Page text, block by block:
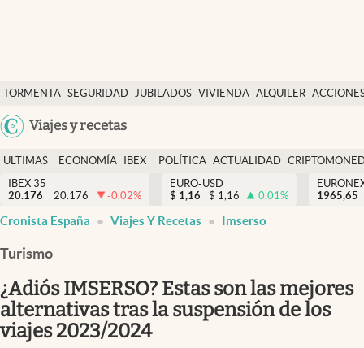
TORMENTA SEGURIDAD JUBILADOS VIVIENDA ALQUILER
USA
Viajes y recetas
Economía y finanzas
Política
Actualidad
Criptomonedas
España
ULTIMAS
NOTICIAS
ECONOMÍA
FINANZAS
IBEX
EURO
POLÍTICA ACTUALIDAD
IBEX 35
20.176
20.176 -0.02%
EURO-USD
$ 1,16 $ 1,16 0.01%
1965,65
Cronista España Viajes Y Recetas Imserso
Turismo
¿Adiós IMSERSO? Estas son las mejores
alternativas tras la suspensión de los
viajes 2023/2024